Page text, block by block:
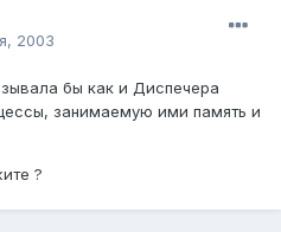
2003
бы как и Диспечера
занимаемую ими память и
?